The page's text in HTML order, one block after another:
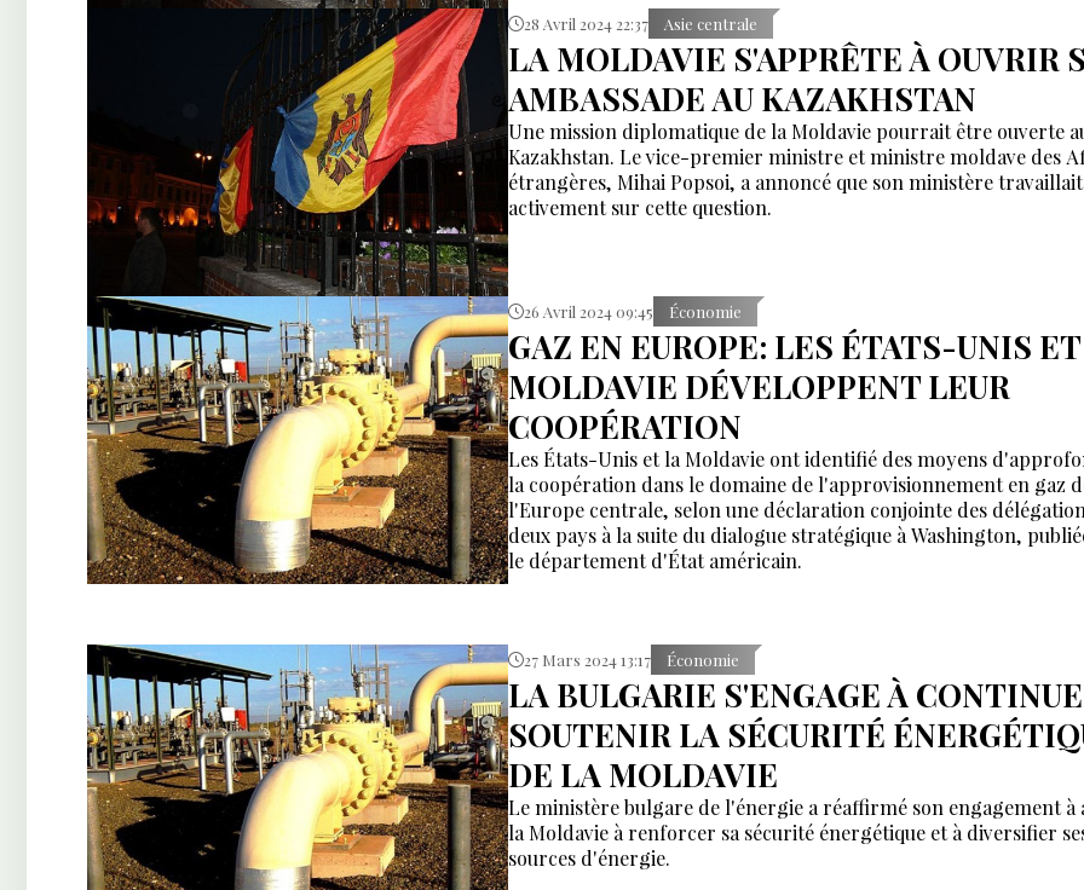
28 Avril 2024 22:37 Asie centrale
LA MOLDAVIE S'APPRÊTE À OUVRIR
AMBASSADE AU KAZAKHSTAN
Une mission diplomatique de la Moldavie pourrait être ouverte
Kazakhstan. Le vice-premier ministre et ministre moldave des
étrangères, Mihai Popsoi, a annoncé que son ministère travaillait
activement sur cette question.
26 Avril 2024 09:45 Économie
GAZ EN EUROPE: LES ÉTATS-UNIS
MOLDAVIE DÉVELOPPENT LEUR
COOPÉRATION
Les États-Unis et la Moldavie ont identifié des moyens
la coopération dans le domaine de l'approvisionnement en gaz
l'Europe centrale, selon une déclaration conjointe des
deux pays à la suite du dialogue stratégique à Washington,
le département d'État américain.
27 Mars 2024 13:17 Économie
LA BULGARIE S'ENGAGE À
SOUTENIR LA SÉCURITÉ
DE LA MOLDAVIE
Le ministère bulgare de l'énergie a réaffirmé son engagement à
la Moldavie à renforcer sa sécurité énergétique et à diversifier
sources d'énergie.